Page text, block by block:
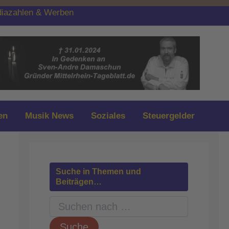
& Werben
Musik News Soziales Steuergelder
Suche in Themen und
Beiträgen…
c